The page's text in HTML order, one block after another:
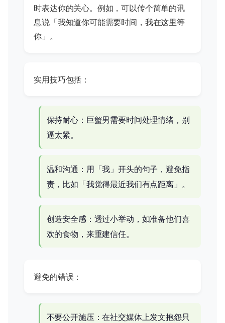
时表达你的关心。例如，可以传个简单的讯
息说「我知道你可能需要时间，我在这里等
你」。
实用技巧包括：
保持耐心：巨蟹男需要时间处理情绪，别
逼太紧。
温和沟通：用「我」开头的句子，避免指
责，比如「我觉得最近我们有点距离」。
创造安全感：透过小举动，如准备他们喜
欢的食物，来重建信任。
避免的错误：
不要公开施压：在社交媒体上发文抱怨只